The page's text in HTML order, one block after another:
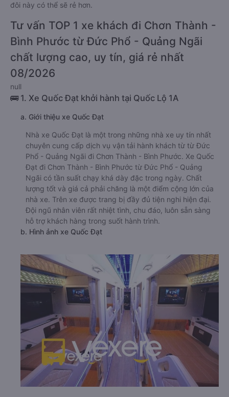
đôi này có thể sẽ rẻ hơn.
Tư vấn TOP 1 xe khách đi Chơn Thành -
Bình Phước từ Đức Phổ - Quảng Ngãi
chất lượng cao, uy tín, giá rẻ nhất
08/2026
null
🚌 1. Xe Quốc Đạt khởi hành tại Quốc Lộ 1A
a. Giới thiệu xe Quốc Đạt
Nhà xe Quốc Đạt là một trong những nhà xe uy tín nhất
chuyên cung cấp dịch vụ vận tải hành khách từ từ Đức
Phổ - Quảng Ngãi đi Chơn Thành - Bình Phước. Xe Quốc
Đạt đi Chơn Thành - Bình Phước từ Đức Phổ - Quảng
Ngãi có tần suất chạy khá dày đặc trong ngày. Chất
lượng tốt và giá cả phải chăng là một điểm cộng lớn của
nhà xe. Trên xe được trang bị đầy đủ tiện nghi hiện đại.
Đội ngũ nhân viên rất nhiệt tình, chu đáo, luôn sẵn sàng
hỗ trợ khách hàng trong suốt hành trình.
b. Hình ảnh xe Quốc Đạt